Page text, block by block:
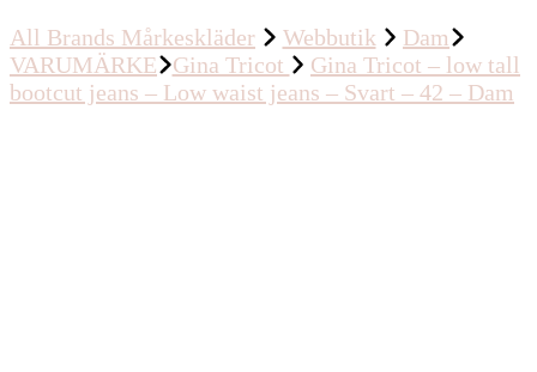
All Brands Mårkeskläder Webbutik
Dam
VARUMÄRKE
Gina Tricot
Gina Tricot – low tall
bootcut jeans – Low waist jeans – Svart – 42 – Dam